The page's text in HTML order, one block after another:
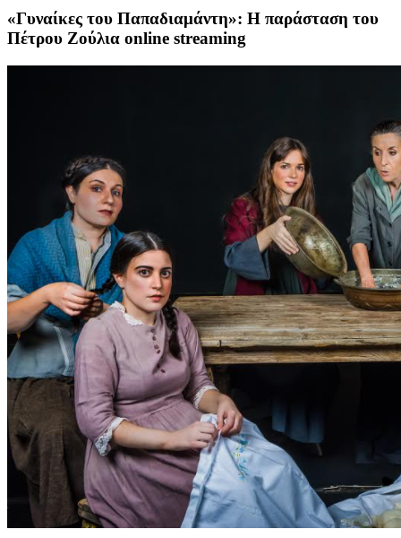
«Γυναίκες του Παπαδιαμάντη»: Η παράσταση του
Πέτρου Ζούλια online streaming